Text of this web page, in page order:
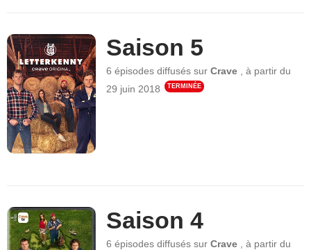
Saison 5
6 épisodes diffusés surCrave ,à partir du
29 juin 2018
TERMINÉE
Saison 4
6 épisodes diffusés surCrave ,à partir du